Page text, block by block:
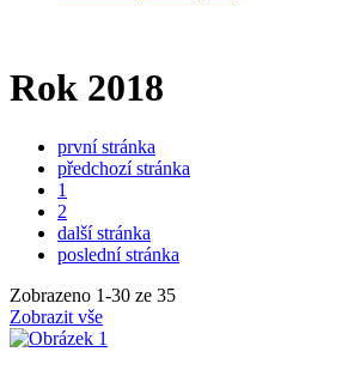
Rok 2018
první stránka
předchozí stránka
1
2
další stránka
poslední stránka
Zobrazeno 1-30 ze 35
Zobrazit vše